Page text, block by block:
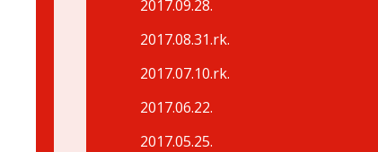
2017.09.28.
2017.08.31.rk.
2017.07.10.rk.
2017.06.22.
2017.05.25.